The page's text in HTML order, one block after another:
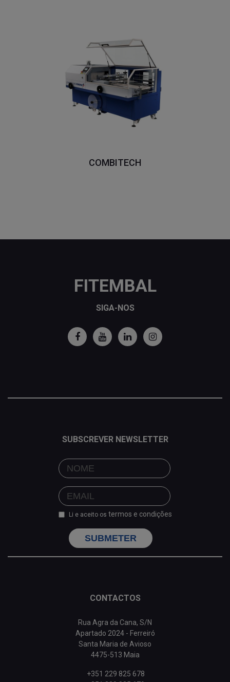
COMBITECH
FITEMBAL
SIGA-NOS
SUBSCREVER NEWSLETTER
Li e aceito os termos e condições
SUBMETER
CONTACTOS
Rua Agra da Cana, S/N
Apartado 2024 - Ferreiró
Santa Maria de Avioso
4475-513 Maia
+351 229 825 678